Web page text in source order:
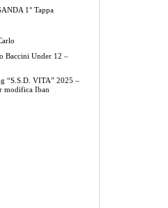
1° Tappa
Baccini Under 12 –
“S.S.D. VITA” 2025 –
modifica Iban